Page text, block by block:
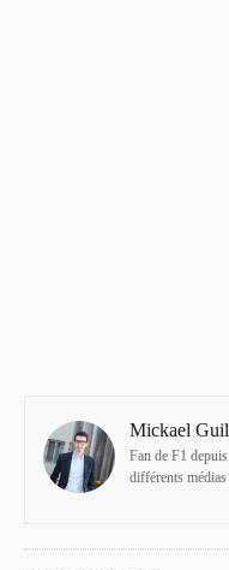
Mickael
Fan de F1
différents